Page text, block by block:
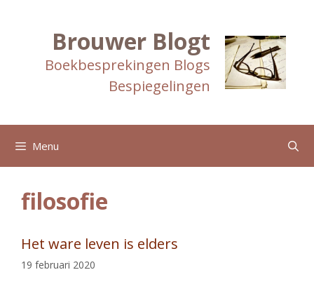
Brouwer Blogt
Boekbesprekingen Blogs
Bespiegelingen
Menu
filosofie
Het ware leven is elders
19 februari 2020